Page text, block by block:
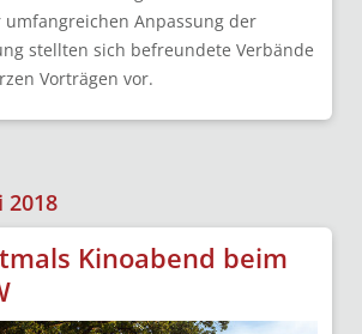
umfangreichen Anpassung der
stellten sich befreundete Verbände
Vorträgen vor.
2018
Kinoabend beim